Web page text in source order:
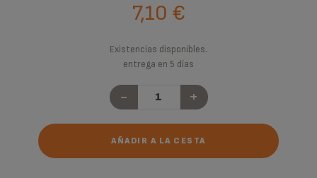
7,10 €
Existencias disponibles.
entrega en 5 días
- +
AÑADIR A LA CESTA